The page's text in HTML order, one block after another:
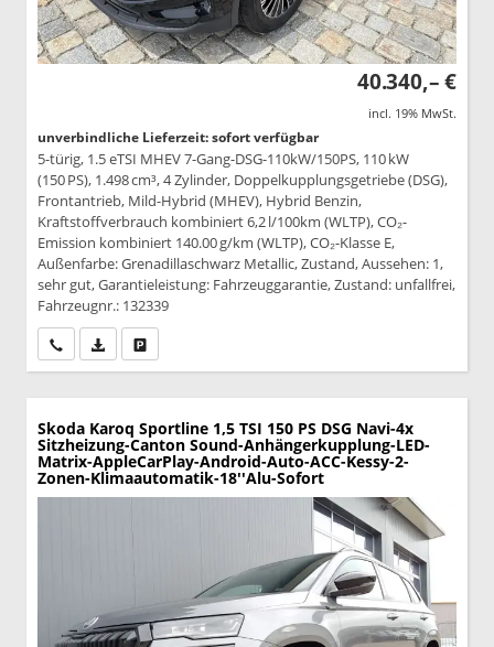
40.340,– €
incl. 19% MwSt.
unverbindliche Lieferzeit: sofort verfügbar
5-türig, 1.5 eTSI MHEV 7-Gang-DSG-110kW/150PS, 110 kW
(150 PS), 1.498 cm³, 4 Zylinder, Doppelkupplungsgetriebe (DSG),
Frontantrieb, Mild-Hybrid (MHEV), Hybrid Benzin,
Kraftstoffverbrauch kombiniert 6,2 l/100km (WLTP), CO₂-
Emission kombiniert 140.00 g/km (WLTP), CO₂-Klasse E,
Außenfarbe: Grenadillaschwarz Metallic, Zustand, Aussehen: 1,
sehr gut, Garantieleistung: Fahrzeuggarantie, Zustand: unfallfrei,
Fahrzeugnr.: 132339
Wir rufen Sie anPDF-Datei, Fahrzeugexposé drucken
Skoda Karoq Sportline 1,5 TSI 150 PS DSG Navi-4x
Sitzheizung-Canton Sound-Anhängerkupplung-LED-
Matrix-AppleCarPlay-Android-Auto-ACC-Kessy-2-
Zonen-Klimaautomatik-18''Alu-Sofort